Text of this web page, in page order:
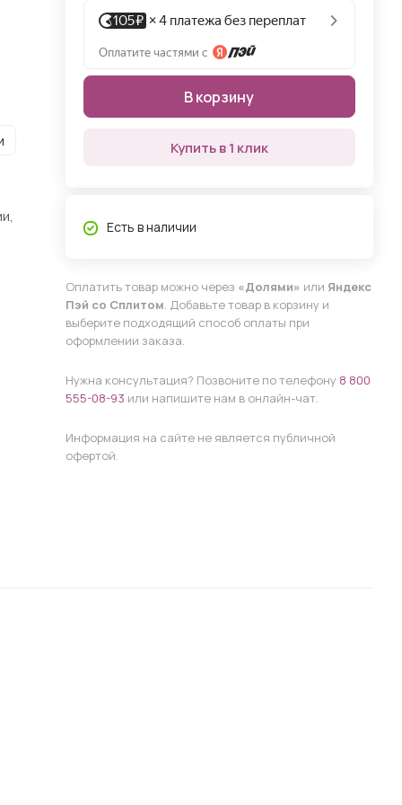
В корзину
Купить в 1 клик
Есть в наличии
Оплатить товар можно через «Долями» или Яндекс
Пэй со Сплитом. Добавьте товар в корзину и
выберите подходящий способ оплаты при
оформлении заказа.
Нужна консультация? Позвоните по телефону 8 800
555-08-93 или напишите нам в онлайн-чат.
Информация на сайте не является публичной
офертой.